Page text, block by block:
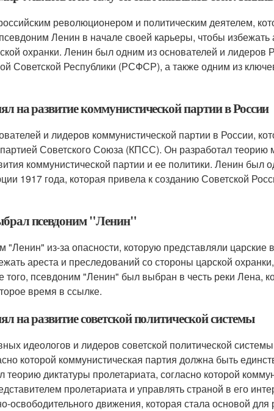
революционером и политическим деятелем,
Ленин в начале своей карьеры, чтобы избежать
охранки. Ленин был одним из основателей и лидеров
Советской Республики (РСФСР), а также одним из
на развитие коммунистической партии в России
и лидеров коммунистической партии в России,
Советского Союза (КПСС). Он разработал теорию
коммунистической партии и ее политики. Ленин был
1917 года, которая привела к созданию Советской
псевдоним "Ленин"
из-за опасности, которую представляли царские
ареста и преследований со стороны царской
того, псевдоним "Ленин" был выбран в честь реки Лена,
время в ссылке.
на развитие советской политической системы
идеологов и лидеров советской политической
которой коммунистическая партия должна быть
теорию диктатуры пролетариата, согласно которой
пролетариата и управлять страной в его
освободительного движения, которая стала основой для